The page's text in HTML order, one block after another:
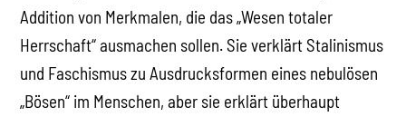
Addition von Merkmalen, die das „Wesen totaler
Herrschaft“ ausmachen sollen. Sie verklärt Stalinismus
und Faschismus zu Ausdrucksformen eines nebulösen
„Bösen“ im Menschen, aber sie erklärt überhaupt